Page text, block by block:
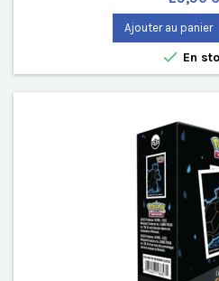
Ajouter au panier
 En